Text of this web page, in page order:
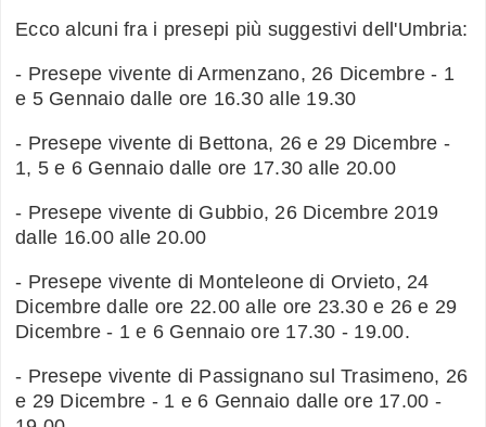
Ecco alcuni fra i presepi più suggestivi dell'Umbria:
- Presepe vivente di Armenzano, 26 Dicembre - 1
e 5 Gennaio dalle ore 16.30 alle 19.30
- Presepe vivente di Bettona, 26 e 29 Dicembre -
1, 5 e 6 Gennaio dalle ore 17.30 alle 20.00
- Presepe vivente di Gubbio, 26 Dicembre 2019
dalle 16.00 alle 20.00
- Presepe vivente di Monteleone di Orvieto, 24
Dicembre dalle ore 22.00 alle ore 23.30 e 26 e 29
Dicembre - 1 e 6 Gennaio ore 17.30 - 19.00.
- Presepe vivente di Passignano sul Trasimeno, 26
e 29 Dicembre - 1 e 6 Gennaio dalle ore 17.00 -